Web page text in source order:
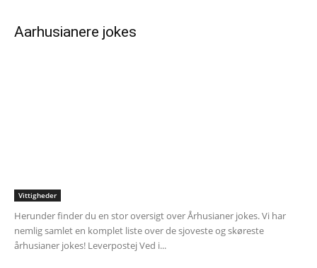
Aarhusianere jokes
Vittigheder
Herunder finder du en stor oversigt over Århusianer jokes. Vi har
nemlig samlet en komplet liste over de sjoveste og skøreste
århusianer jokes! Leverpostej Ved i...